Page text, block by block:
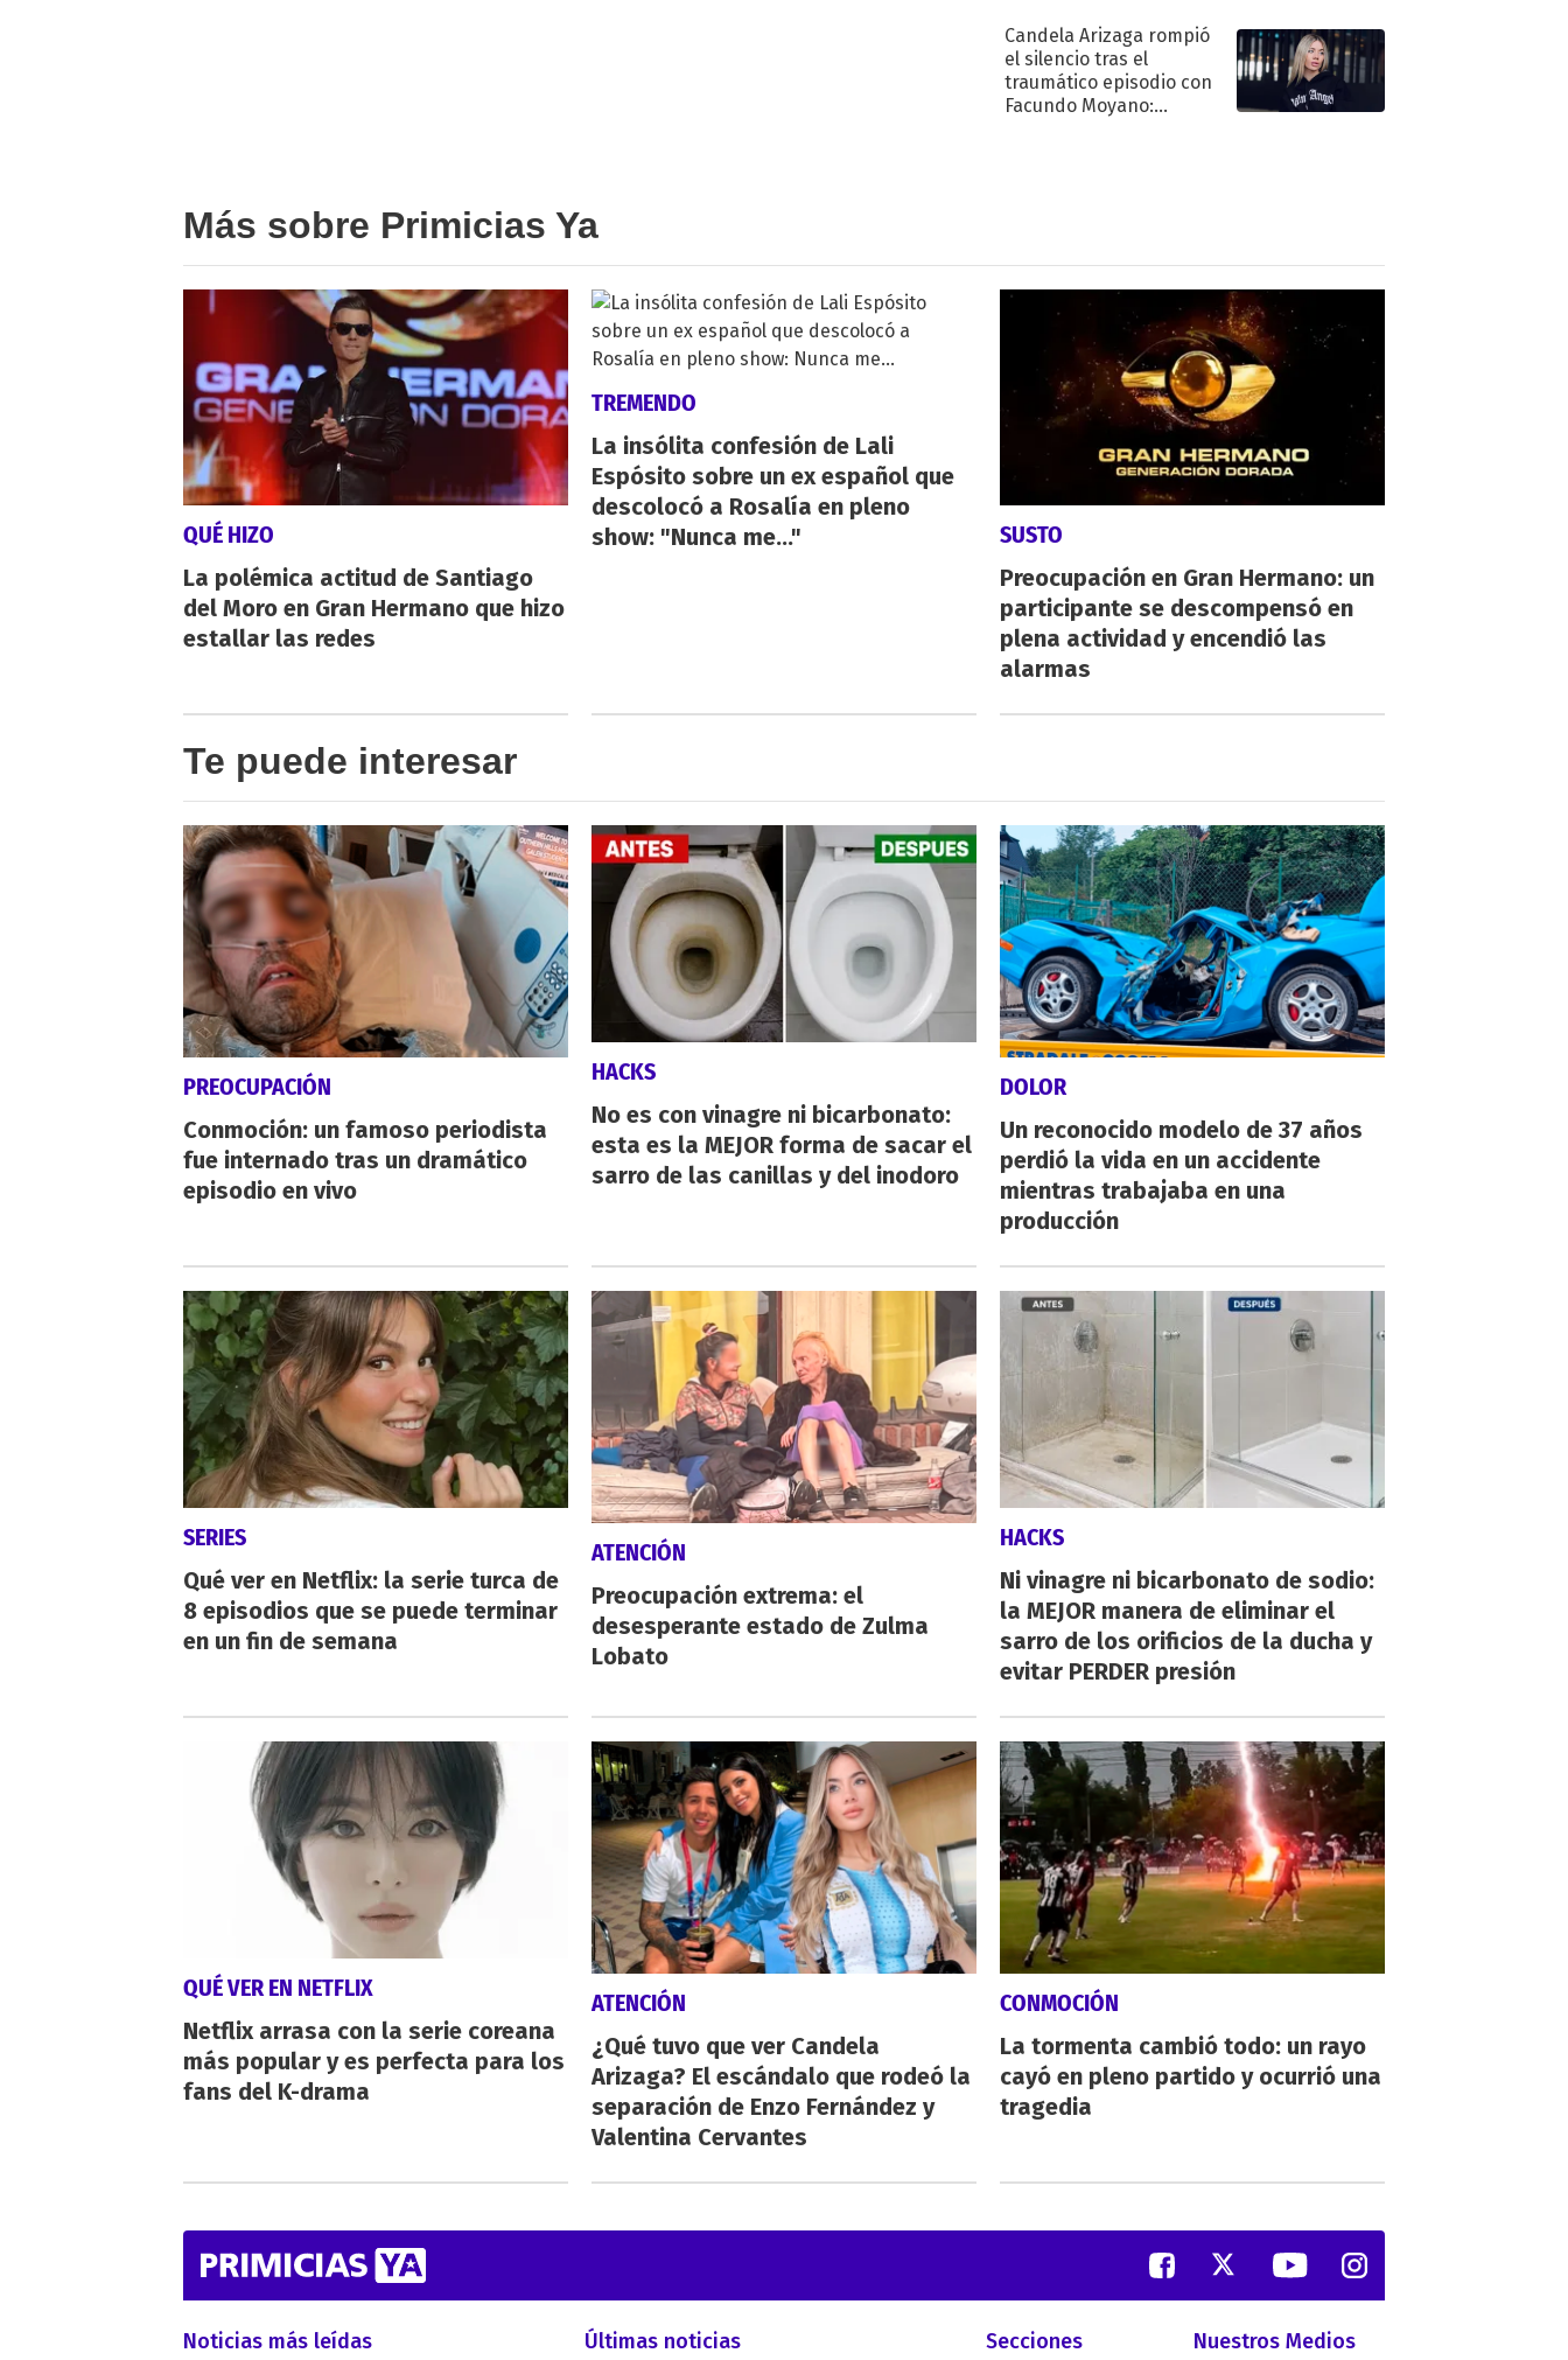
Candela Arizaga rompió
el silencio tras el
traumático episodio con
Facundo Moyano:
Más sobre Primicias Ya
QUÉ HIZO
La polémica actitud de Santiago
del Moro en Gran Hermano que hizo
estallar las redes
TREMENDO
La insólita confesión de Lali
Espósito sobre un ex español que
descolocó a Rosalía en pleno
show: "Nunca me..."
SUSTO
Preocupación en Gran Hermano: un
participante se descompensó en
plena actividad y encendió las
alarmas
Te puede interesar
PREOCUPACIÓN
Conmoción: un famoso periodista
fue internado tras un dramático
episodio en vivo
HACKS
No es con vinagre ni bicarbonato:
esta es la MEJOR forma de sacar el
sarro de las canillas y del inodoro
DOLOR
Un reconocido modelo de 37 años
perdió la vida en un accidente
mientras trabajaba en una
producción
SERIES
Qué ver en Netflix: la serie turca de
8 episodios que se puede terminar
en un fin de semana
ATENCIÓN
Preocupación extrema: el
desesperante estado de Zulma
Lobato
HACKS
Ni vinagre ni bicarbonato de sodio:
la MEJOR manera de eliminar el
sarro de los orificios de la ducha y
evitar PERDER presión
QUÉ VER EN NETFLIX
Netflix arrasa con la serie coreana
más popular y es perfecta para los
fans del K-drama
ATENCIÓN
¿Qué tuvo que ver Candela
Arizaga? El escándalo que rodeó la
separación de Enzo Fernández y
Valentina Cervantes
CONMOCIÓN
La tormenta cambió todo: un rayo
cayó en pleno partido y ocurrió una
tragedia
Noticias más leídas Últimas noticias Secciones Nuestros Medios